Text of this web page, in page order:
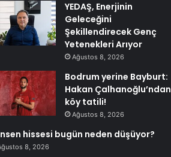
YEDAŞ, Enerjinin
Geleceğini
Şekillendirecek Genç
Yetenekleri Arıyor
Ağustos 8, 2026
Bodrum yerine Bayburt:
Hakan Çalhanoğlu’ndan
köy tatili!
Ağustos 8, 2026
hissesi bugün neden düşüyor?
8, 2026